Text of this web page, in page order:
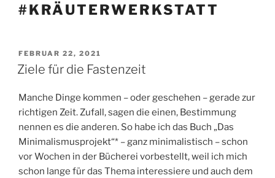
#KRÄUTERWERKSTATT
VERÖFFENTLICHT
AM
FEBRUAR 22, 2021
Ziele für die Fastenzeit
Manche Dinge kommen – oder geschehen – gerade zur
richtigen Zeit. Zufall, sagen die einen, Bestimmung
nennen es die anderen. So habe ich das Buch „Das
Minimalismusprojekt“* – ganz minimalistisch – schon
vor Wochen in der Bücherei vorbestellt, weil ich mich
schon lange für das Thema interessiere und auch dem